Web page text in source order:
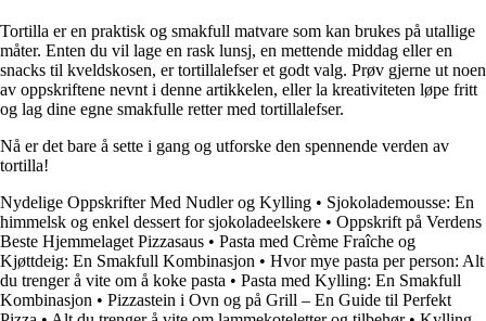
Tortilla er en praktisk og smakfull matvare som kan brukes på utallige
måter. Enten du vil lage en rask lunsj, en mettende middag eller en
snacks til kveldskosen, er tortillalefser et godt valg. Prøv gjerne ut noen
av oppskriftene nevnt i denne artikkelen, eller la kreativiteten løpe fritt
og lag dine egne smakfulle retter med tortillalefser.
Nå er det bare å sette i gang og utforske den spennende verden av
tortilla!
Nydelige Oppskrifter Med Nudler og Kylling • Sjokolademousse: En
himmelsk og enkel dessert for sjokoladeelskere • Oppskrift på Verdens
Beste Hjemmelaget Pizzasaus • Pasta med Crème Fraîche og
Kjøttdeig: En Smakfull Kombinasjon • Hvor mye pasta per person: Alt
du trenger å vite om å koke pasta • Pasta med Kylling: En Smakfull
Kombinasjon • Pizzastein i Ovn og på Grill – En Guide til Perfekt